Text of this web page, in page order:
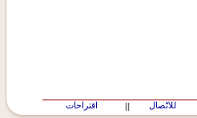
للاتّصال || اقتراحات